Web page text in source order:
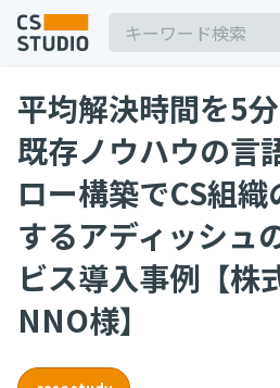
記事
サービ
コンサル・トレーニング
平均解決時間を5
既存ノウハウの言
ロー構築でCS組
するアディッシュ
ビス導入事例【株
NNO様】